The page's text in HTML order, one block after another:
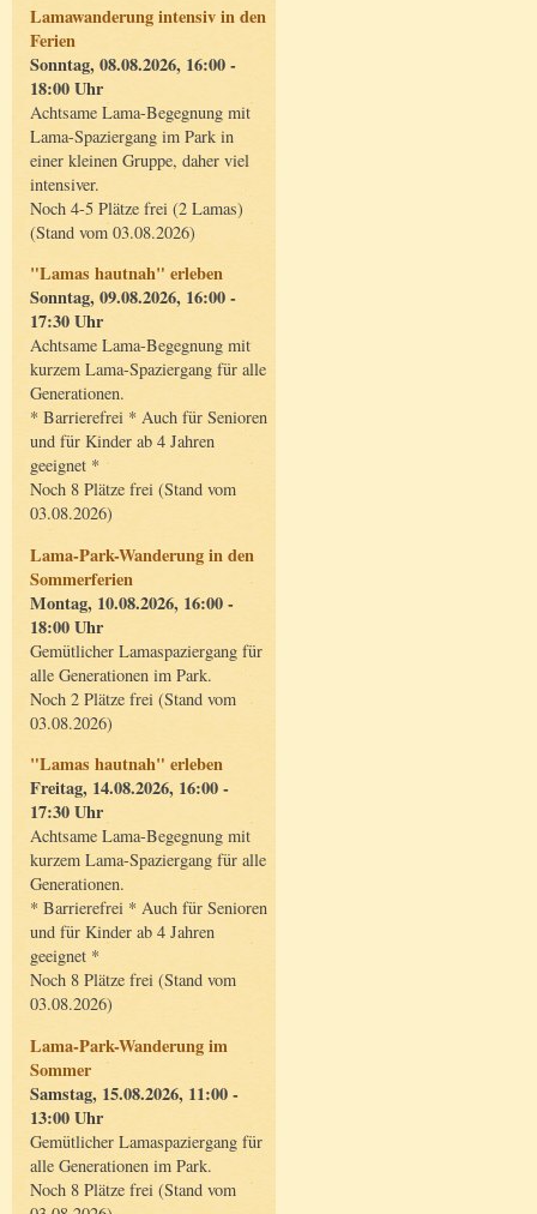
Lamawanderung intensiv in den
Ferien
Sonntag, 08.08.2026, 16:00 -
18:00 Uhr
Achtsame Lama-Begegnung mit
Lama-Spaziergang im Park in
einer kleinen Gruppe, daher viel
intensiver.
Noch 4-5 Plätze frei (2 Lamas)
(Stand vom 03.08.2026)
"Lamas hautnah" erleben
Sonntag, 09.08.2026, 16:00 -
17:30 Uhr
Achtsame Lama-Begegnung mit
kurzem Lama-Spaziergang für alle
Generationen.
* Barrierefrei * Auch für Senioren
und für Kinder ab 4 Jahren
geeignet *
Noch 8 Plätze frei (Stand vom
03.08.2026)
Lama-Park-Wanderung in den
Sommerferien
Montag, 10.08.2026, 16:00 -
18:00 Uhr
Gemütlicher Lamaspaziergang für
alle Generationen im Park.
Noch 2 Plätze frei (Stand vom
03.08.2026)
"Lamas hautnah" erleben
Freitag, 14.08.2026, 16:00 -
17:30 Uhr
Achtsame Lama-Begegnung mit
kurzem Lama-Spaziergang für alle
Generationen.
* Barrierefrei * Auch für Senioren
und für Kinder ab 4 Jahren
geeignet *
Noch 8 Plätze frei (Stand vom
03.08.2026)
Lama-Park-Wanderung im
Sommer
Samstag, 15.08.2026, 11:00 -
13:00 Uhr
Gemütlicher Lamaspaziergang für
alle Generationen im Park.
Noch 8 Plätze frei (Stand vom